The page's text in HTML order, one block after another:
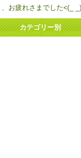
お疲れさまでした<(_
カテゴリー別